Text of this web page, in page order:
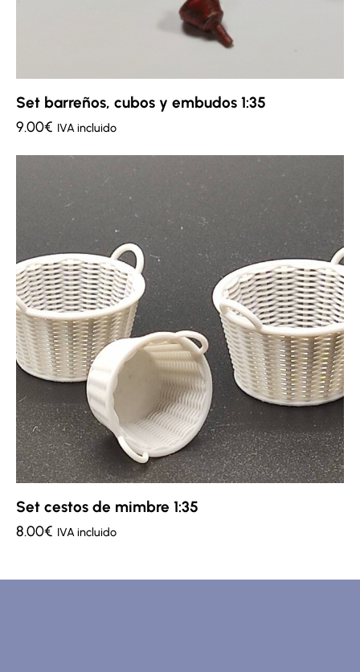
Set barreños, cubos y embudos 1:35
9.00€ IVA incluido
Set cestos de mimbre 1:35
8.00€ IVA incluido